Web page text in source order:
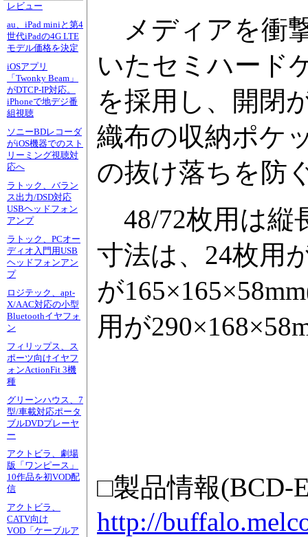
レビュー
au、iPad miniと第4
世代iPadの4G LTE
モデル価格を決定
iOSアプリ
「Twonky Beam」
がDTCP-IP対応。
iPhoneで地デジ番
組視聴
ソニーBDレコーダ
がiOS機器でのスト
リーミング視聴対
応へ
ラトック、バラン
ス出力/DSD対応
USBヘッドフォン
アンプ
ラトック、PCオー
ディオ入門用USB
ヘッドフォンアン
プ
ロジテック、apt-
X/AAC対応の小型
Bluetoothイヤフォ
ン
フィリップス、ス
ポーツ向けイヤフ
ォンActionFit 3機
種
グリーンハウス、7
型/車載対応ポータ
ブルDVDプレーヤ
ー
アクトビラ、劇場
版「ワンピース」
10作品を初VOD配
信
アクトビラ、
CATV向け
VOD「ケーブルア
メディアを衝
いたセミハード
を採用し、開閉
織布の収納ポケ
の抜け落ちを防
48/72枚用は縦
寸法は、24枚用
が
用が
□製品情報(BCD-
http://